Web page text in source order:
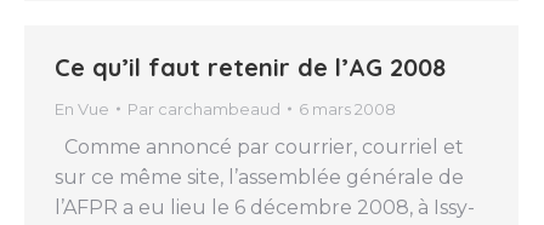
Ce qu’il faut retenir de l’AG 2008
En Vue Par carchambeaud 6 mars 2008
Comme annoncé par courrier, courriel et
sur ce même site, l’assemblée générale de
l’AFPR a eu lieu le 6 décembre 2008, à Issy-